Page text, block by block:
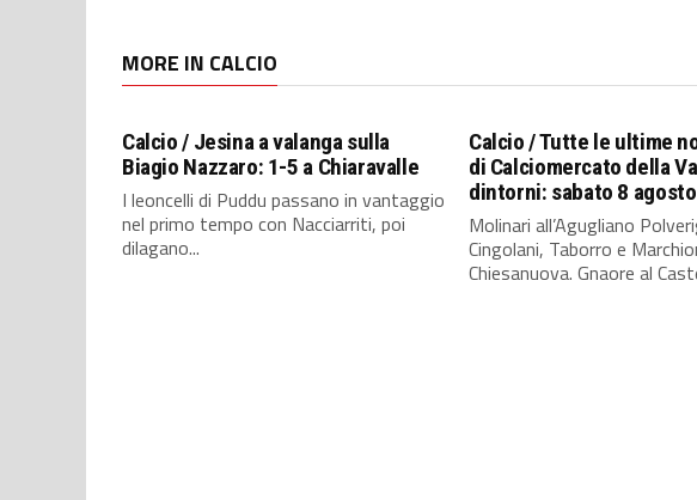
MORE IN CALCIO
Calcio / Jesina a valanga sulla
Biagio Nazzaro: 1-5 a Chiaravalle
I leoncelli di Puddu passano in vantaggio
nel primo tempo con Nacciarriti, poi
dilagano...
Calcio / Tutte le ultime
di Calciomercato della
dintorni: sabato 8 agosto
Molinari all’Agugliano
Cingolani, Taborro e
Chiesanuova. Gnaore al